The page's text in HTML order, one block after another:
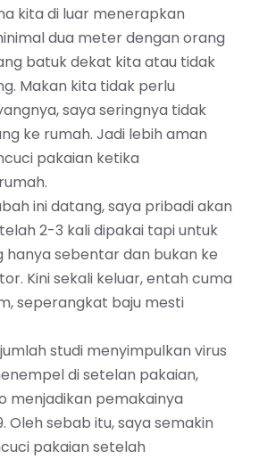
kita di luar menerapkan
dua meter dengan orang
batuk dekat kita atau tidak
Makan kita tidak perlu
saya seringnya tidak
ke rumah. Jadi lebih aman
pakaian ketika
ini datang, saya pribadi akan
2-3 kali dipakai tapi untuk
hanya sebentar dan bukan ke
Kini sekali keluar, entah cuma
seperangkat baju mesti
studi menyimpulkan virus
di setelan pakaian,
menjadikan pemakainya
Oleh sebab itu, saya semakin
pakaian setelah